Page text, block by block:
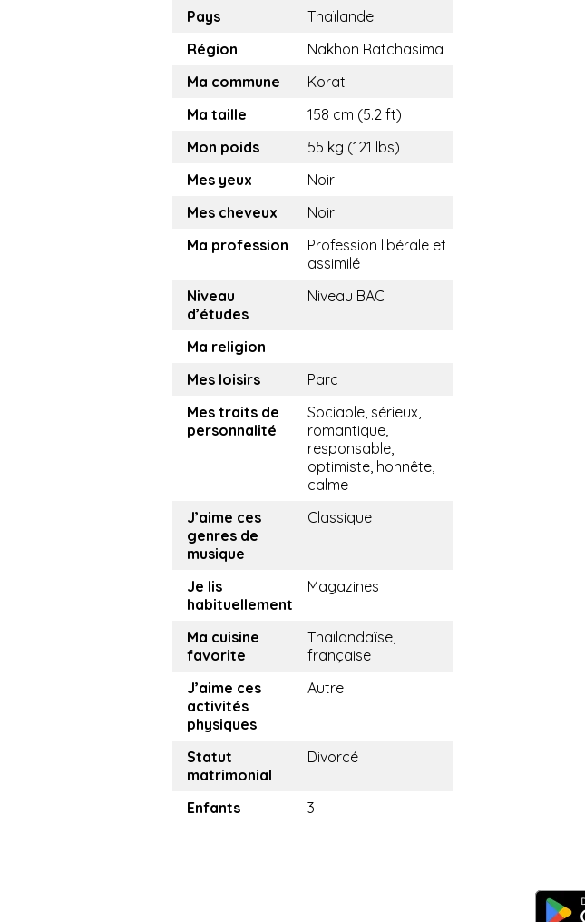
Pays
Thaïlande
Région
Nakhon Ratchasima
Ma commune
Korat
Ma taille
158 cm (5.2 ft)
Mon poids
55 kg (121 lbs)
Mes yeux
Noir
Mes cheveux
Noir
Ma profession
Profession libérale et
assimilé
Niveau
d’études
Niveau BAC
Ma religion
Mes loisirs
Parc
Mes traits de
personnalité
Sociable, sérieux,
romantique,
responsable,
optimiste, honnête,
calme
J’aime ces
genres de
musique
Classique
Je lis
habituellement
Magazines
Ma cuisine
favorite
Thailandaïse,
française
J’aime ces
activités
physiques
Autre
Statut
matrimonial
Divorcé
Enfants 3